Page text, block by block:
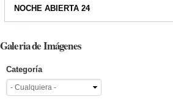
NOCHE ABIERTA 24
Galeria de Imágenes
Categoría